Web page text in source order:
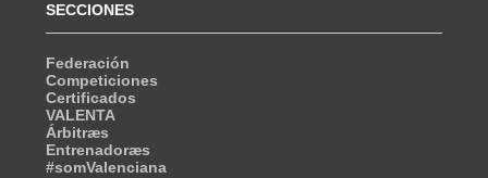
SECCIONES
Federación
Competiciones
Certificados
VALENTA
Árbitræs
Entrenadoræs
#somValenciana